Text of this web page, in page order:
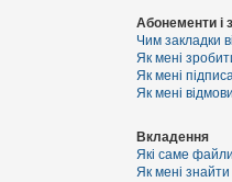
Абонементи і
Чим закладки
Як мені
Як мені
Як мені
Вкладення
Які саме
Як мені